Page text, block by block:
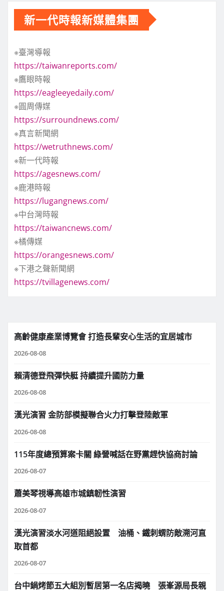
新一代時報新媒體集團
※臺灣導報
https://taiwanreports.com/
※鷹眼時報
https://eagleeyedaily.com/
※圓周傳媒
https://surroundnews.com/
※真言新聞網
https://wetruthnews.com/
※新一代時報
https://agesnews.com/
※鹿港時報
https://lugangnews.com/
※中台灣時報
https://taiwancnews.com/
※橘傳媒
https://orangesnews.com/
※下港之聲新聞網
https://tvillagenews.com/
高齡健康產業博覽會 打造長輩安心生活的宜居城市
2026-08-08
賴清德登飛彈快艇 持續提升國防力量
2026-08-08
漢光演習 金防部模擬聯合火力打擊登陸敵軍
2026-08-08
115年度總預算案卡關 綠營喊話在野黨趕快協商討論
2026-08-07
蕭美琴視導高雄市城鎮韌性演習
2026-08-07
漢光演習淡水河道阻絕設置 油桶、鐵刺蝟防敵溯河直
取首都
2026-08-07
台中鍋烤節五大組別暫居第一名店揭曉 張峯源局長親